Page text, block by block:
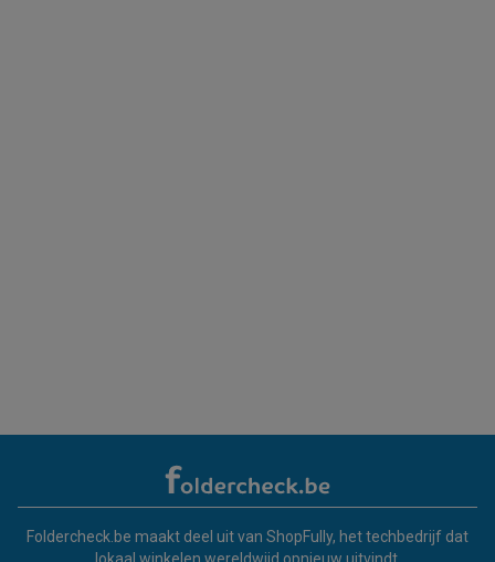
Foldercheck.be maakt deel uit van ShopFully, het techbedrijf dat